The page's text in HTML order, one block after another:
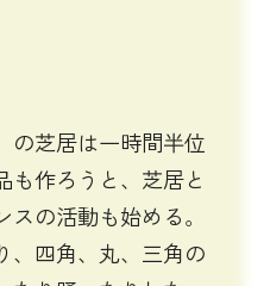
芝居は一時間半位
も作ろうと、芝居と
の活動も始める。
、四角、丸、三角の